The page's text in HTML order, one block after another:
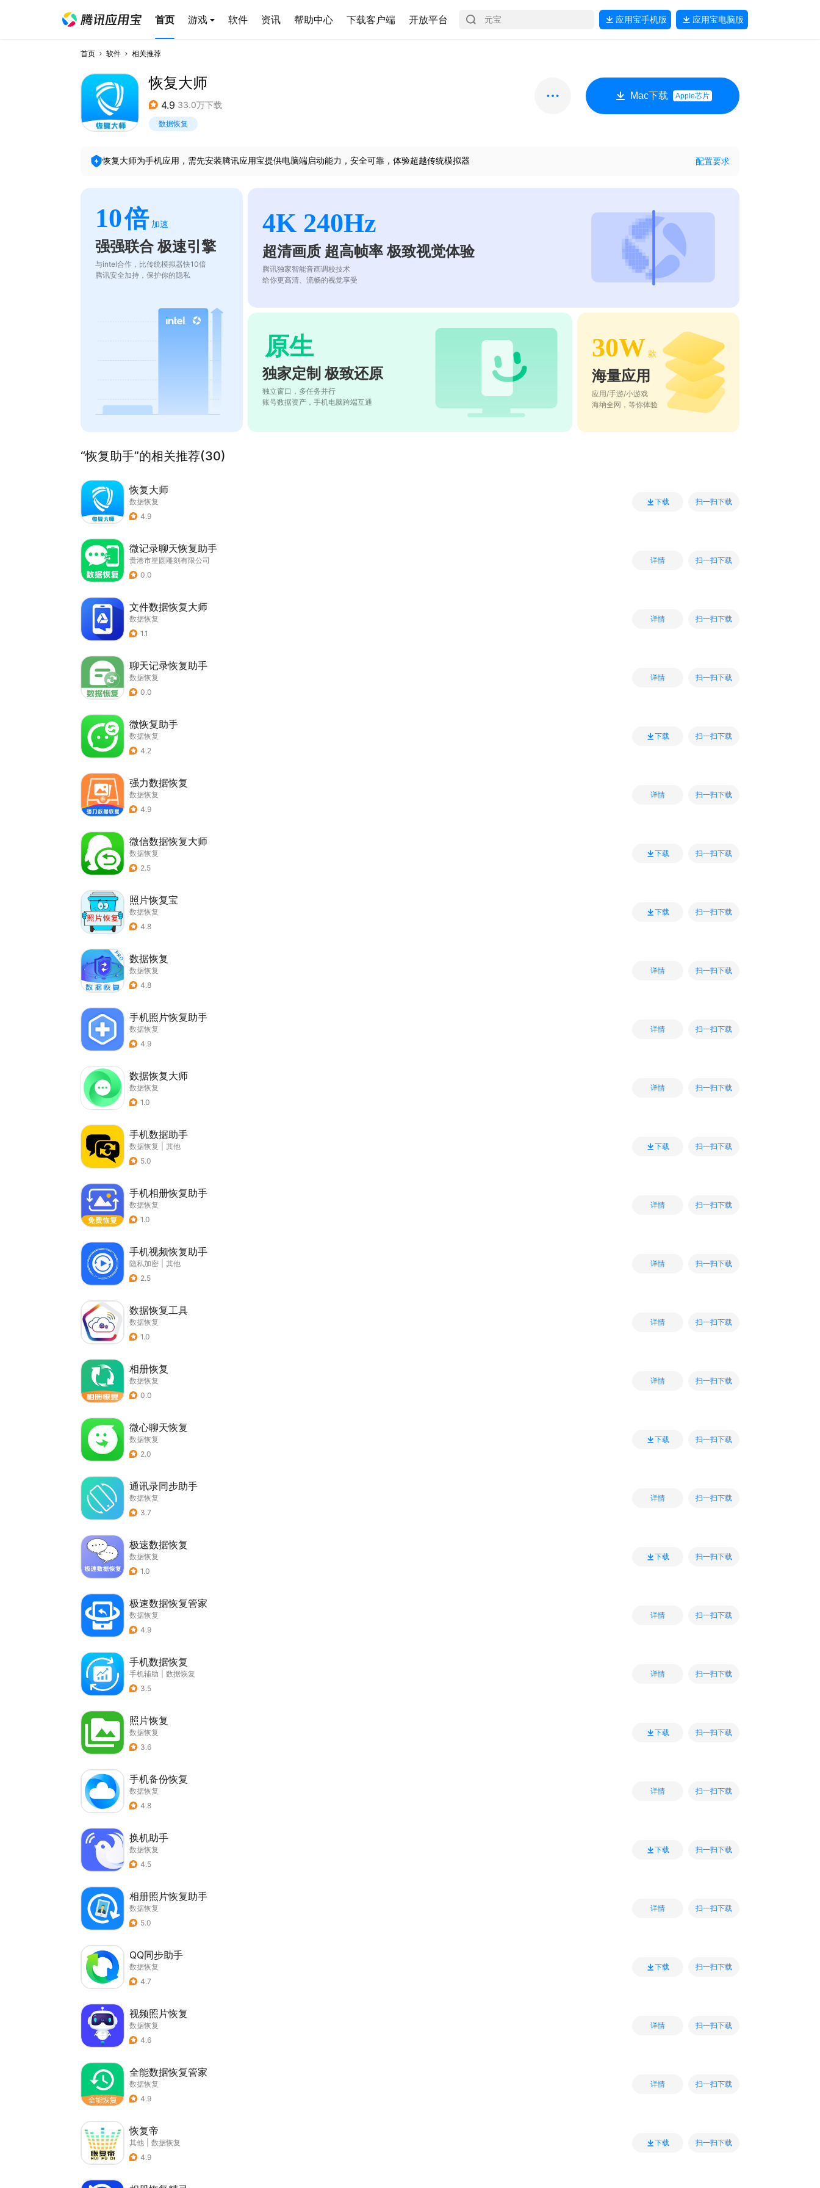
首页 游戏 软件 资讯 帮助中心 下载客户端 开放平台 应用宝手机版 应用宝电脑版
首页 软件 相关推荐
恢复大师
4.9 33.0万下载
数据恢复
Mac下载 Apple芯片
恢复大师为手机应用，需先安装腾讯应用宝提供电脑端启动能力，安全可靠，体验超越传统模拟器 配置要求
10倍 加速
强强联合 极速引擎
与intel合作，比传统模拟器快10倍
腾讯安全加持，保护你的隐私
4K 240Hz
超清画质 超高帧率 极致视觉体验
腾讯独家智能音画调校技术
给你更高清、流畅的视觉享受
原生
独家定制 极致还原
独立窗口，多任务并行
账号数据资产，手机电脑跨端互通
30W 款
海量应用
应用/手游/小游戏
海纳全网，等你体验
“恢复助手”的相关推荐(30)
恢复大师
数据恢复
4.9
下载 扫一扫下载
微记录聊天恢复助手
贵港市星圆雕刻有限公司
0.0
详情 扫一扫下载
文件数据恢复大师
数据恢复
1.1
详情 扫一扫下载
聊天记录恢复助手
数据恢复
0.0
详情 扫一扫下载
微恢复助手
数据恢复
4.2
下载 扫一扫下载
强力数据恢复
数据恢复
4.9
详情 扫一扫下载
微信数据恢复大师
数据恢复
2.5
下载 扫一扫下载
照片恢复宝
数据恢复
4.8
下载 扫一扫下载
数据恢复
数据恢复
4.8
详情 扫一扫下载
手机照片恢复助手
数据恢复
4.9
详情 扫一扫下载
数据恢复大师
数据恢复
1.0
详情 扫一扫下载
手机数据助手
数据恢复
其他
5.0
下载 扫一扫下载
手机相册恢复助手
数据恢复
1.0
详情 扫一扫下载
手机视频恢复助手
隐私加密
其他
2.5
详情 扫一扫下载
数据恢复工具
数据恢复
1.0
详情 扫一扫下载
相册恢复
数据恢复
0.0
详情 扫一扫下载
微心聊天恢复
数据恢复
2.0
下载 扫一扫下载
通讯录同步助手
数据恢复
3.7
详情 扫一扫下载
极速数据恢复
数据恢复
1.0
下载 扫一扫下载
极速数据恢复管家
数据恢复
4.9
详情 扫一扫下载
手机数据恢复
手机辅助
数据恢复
3.5
详情 扫一扫下载
照片恢复
数据恢复
3.6
下载 扫一扫下载
手机备份恢复
数据恢复
4.8
详情 扫一扫下载
换机助手
数据恢复
4.5
下载 扫一扫下载
相册照片恢复助手
数据恢复
5.0
详情 扫一扫下载
QQ同步助手
数据恢复
4.7
下载 扫一扫下载
视频照片恢复
数据恢复
4.6
详情 扫一扫下载
全能数据恢复管家
数据恢复
4.9
详情 扫一扫下载
恢复帝
其他
数据恢复
4.9
下载 扫一扫下载